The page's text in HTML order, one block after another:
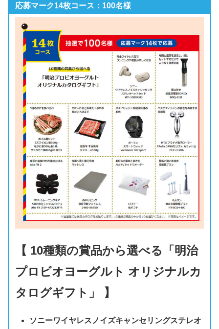
応募マーク14枚コース：100名様
【 10種類の賞品から選べる「明治
プロビオヨーグルト オリジナルカ
タログギフト」 】
ソニーワイヤレスノイズキャンセリングステレオ